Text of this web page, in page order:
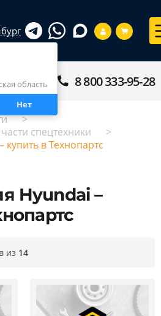
область
Нет
8 800 333-95-28
спецтехники
в Технопартс
Hyundai –
из 14